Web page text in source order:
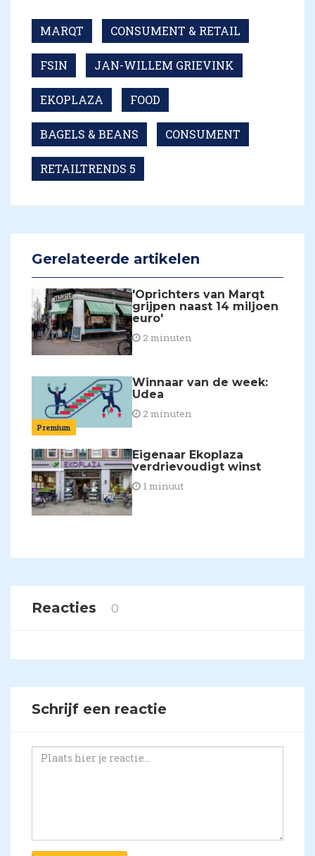
MARQT CONSUMENT & RETAIL
FSIN JAN-WILLEM GRIEVINK
EKOPLAZA FOOD
BAGELS & BEANS CONSUMENT
RETAILTRENDS 5
Gerelateerde artikelen
'Oprichters van Marqt
grijpen naast 14 miljoen
euro'
2 minuten
Premium
Winnaar van de week:
Udea
2 minuten
Eigenaar Ekoplaza
verdrievoudigt winst
1 minuut
Reacties 0
Schrijf een reactie